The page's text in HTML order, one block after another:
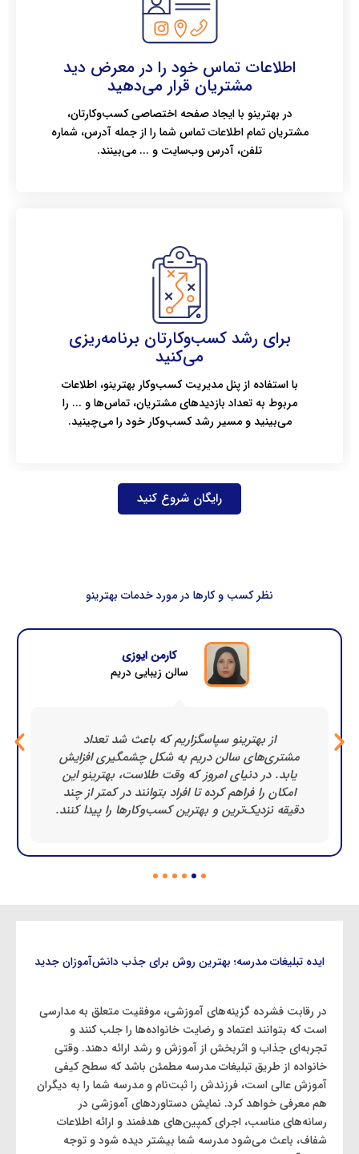
اطلاعات تماس خود را در معرض دید
مشتریان قرار می‌دهید
در بهترینو با ایجاد صفحه اختصاصی کسب‌وکارتان،
مشتریان تمام اطلاعات تماس شما را از جمله آدرس، شماره
تلفن، آدرس وب‌سایت و ... می‌بینند.
برای رشد کسب‌وکارتان برنامه‌ریزی
می‌کنید
با استفاده از پنل مدیریت کسب‌وکار بهترینو، اطلاعات
مربوط به تعداد بازدیدهای مشتریان، تماس‌ها و ... را
می‌بینید و مسیر رشد کسب‌وکار خود را می‌چینید.
رایگان شروع کنید
نظر کسب و کارها در مورد خدمات بهترینو​
از بهترینو سپاسگزاریم که باعث شد تعداد
مشتری‌های سالن دریم به شکل چشمگیری افزایش
یابد. در دنیای امروز که وقت طلاست، بهترینو این
امکان را فراهم کرده تا افراد بتوانند در کمتر از چند
دقیقه نزدیک‌ترین و بهترین کسب‌وکارها را پیدا کنند.
کارمن ایوزی
سالن زیبایی دریم
ایده تبلیغات مدرسه؛ بهترین روش‌ برای جذب دانش‌آموزان جدید
در رقابت فشرده گزینه‌های آموزشی، موفقیت متعلق به مدارسی
است که بتوانند اعتماد و رضایت خانواده‌ها را جلب کنند و
تجربه‌ای جذاب و اثربخش از آموزش و رشد ارائه دهند. وقتی
خانواده از طریق تبلیغات مدرسه مطمئن باشد که سطح کیفی
آموزش عالی است، فرزندش را ثبت‌نام و مدرسه شما را به دیگران
هم معرفی خواهد کرد. نمایش دستاوردهای آموزشی در
رسانه‌های مناسب، اجرای کمپین‌های هدفمند و ارائه اطلاعات
شفاف، باعث می‌شود مدرسه شما بیشتر دیده شود و توجه